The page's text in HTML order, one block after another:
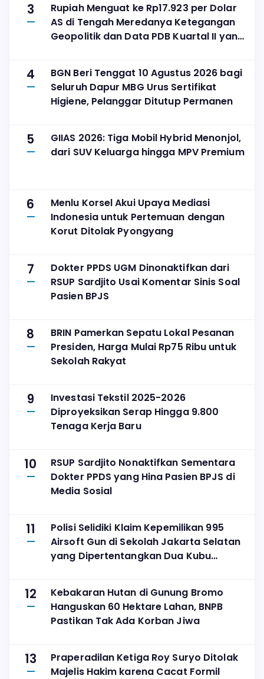
3
Rupiah Menguat ke Rp17.923 per Dolar
AS di Tengah Meredanya Ketegangan
Geopolitik dan Data PDB Kuartal II yang
4
BGN Beri Tenggat 10 Agustus 2026 bagi
Seluruh Dapur MBG Urus Sertifikat
Higiene, Pelanggar Ditutup Permanen
5
GIIAS 2026: Tiga Mobil Hybrid Menonjol,
dari SUV Keluarga hingga MPV Premium
6
Menlu Korsel Akui Upaya Mediasi
Indonesia untuk Pertemuan dengan
Korut Ditolak Pyongyang
7
Dokter PPDS UGM Dinonaktifkan dari
RSUP Sardjito Usai Komentar Sinis Soal
Pasien BPJS
8
BRIN Pamerkan Sepatu Lokal Pesanan
Presiden, Harga Mulai Rp75 Ribu untuk
Sekolah Rakyat
9
Investasi Tekstil 2025-2026
Diproyeksikan Serap Hingga 9.800
Tenaga Kerja Baru
10
RSUP Sardjito Nonaktifkan Sementara
Dokter PPDS yang Hina Pasien BPJS di
Media Sosial
11
Polisi Selidiki Klaim Kepemilikan 995
Airsoft Gun di Sekolah Jakarta Selatan
yang Dipertentangkan Dua Kubu
12
Kebakaran Hutan di Gunung Bromo
Hanguskan 60 Hektare Lahan, BNPB
Pastikan Tak Ada Korban Jiwa
13
Praperadilan Ketiga Roy Suryo Ditolak
Majelis Hakim karena Cacat Formil